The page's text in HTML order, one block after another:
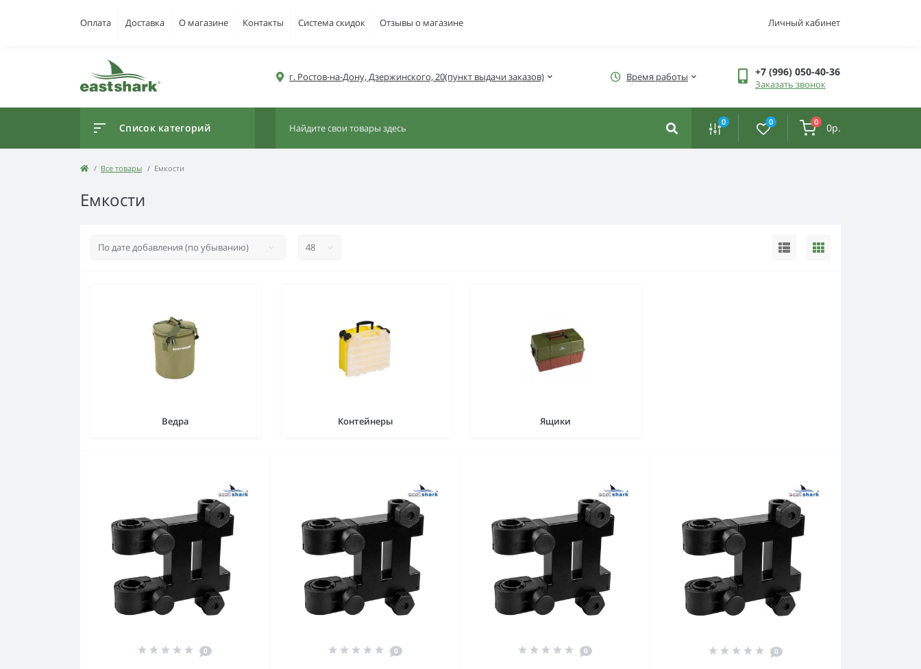
Оплата Доставка О магазине Контакты Система скидок Отзывы о магазине Личный кабинет
г. Ростов-на-Дону, Дзержинского, 20(пункт выдачи заказов) Время работы +7 (996) 050-40-36
Заказать звонок
Список категорий 0 0 0 0р.
Все товары Емкости
Емкости
Ведра Контейнеры Ящики
0 0 0 0